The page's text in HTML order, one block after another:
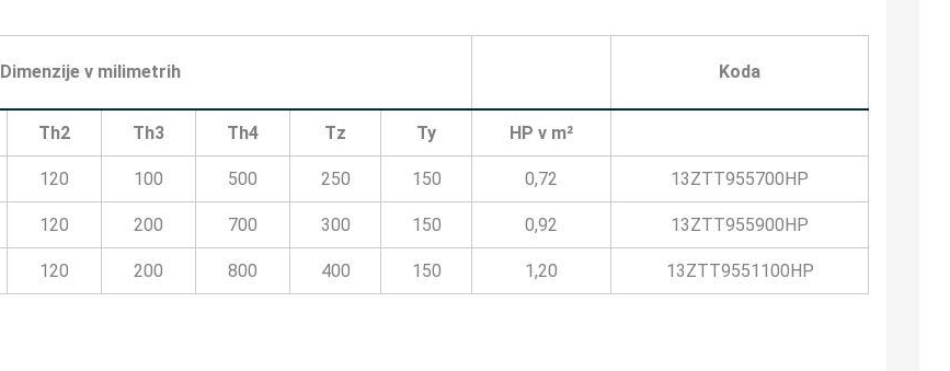
Dimenzije v milimetrih Koda
Th2 Th3 Th4 Tz Ty HP v m²
120 100 500 250 150 0,72 13ZTT955700HP
120 200 700 300 150 0,92 13ZTT955900HP
120 200 800 400 150 1,20 13ZTT9551100HP